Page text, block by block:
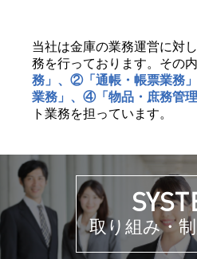
当社は金庫の業務運営に対
務を行っております。その
務」、②「通帳・帳票業務
業務」、④「物品・庶務管理
ト業務を担っています。
取り組み・